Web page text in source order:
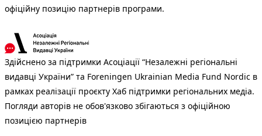
офіційну позицію партнерів програми.
Здійснено за підтримки Асоціації “Незалежні регіональні
видавці України” та Foreningen Ukrainian Media Fund Nordic в
рамках реалізації проєкту Хаб підтримки регіональних медіа.
Погляди авторів не обов'язково збігаються з офіційною
позицією партнерів